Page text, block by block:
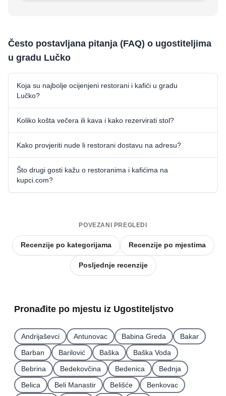
Često postavljana pitanja (FAQ) o ugostiteljima
u gradu Lučko
Koja su najbolje ocijenjeni restorani i kafići u gradu
Lučko?
Koliko košta večera ili kava i kako rezervirati stol?
Kako provjeriti nude li restorani dostavu na adresu?
Što drugi gosti kažu o restoranima i kafićima na
kupci.com?
POVEZANI PREGLEDI
Recenzije po kategorijama Recenzije po mjestima
Posljednje recenzije
Pronađite po mjestu iz Ugostiteljstvo
Andrijaševci Antunovac Babina Greda
Bakar
Barban
Barilović Baška
Baška Voda
Bebrina
Bedekovčina Bedenica
Bednja
Belica
Beli Manastir Belišće
Benkovac